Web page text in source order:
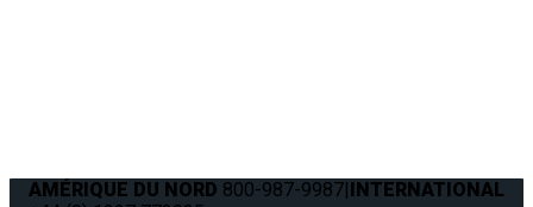
AMÉRIQUE DU NORD 800-987-9987|INTERNATIONAL